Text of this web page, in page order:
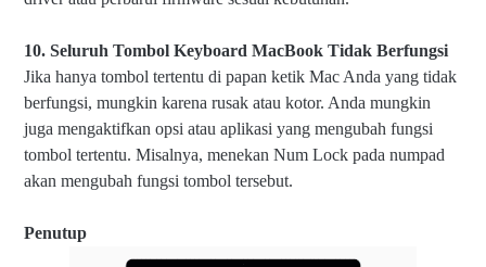
10. Seluruh Tombol Keyboard MacBook Tidak Berfungsi
Jika hanya tombol tertentu di papan ketik Mac Anda yang tidak
berfungsi, mungkin karena rusak atau kotor. Anda mungkin
juga mengaktifkan opsi atau aplikasi yang mengubah fungsi
tombol tertentu. Misalnya, menekan Num Lock pada numpad
akan mengubah fungsi tombol tersebut.
Penutup